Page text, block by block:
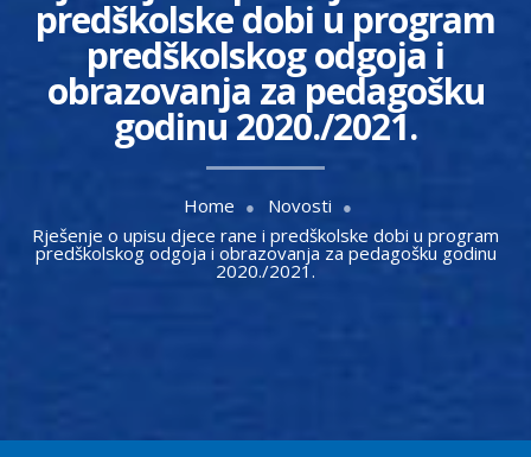
predškolske dobi u program
predškolskog odgoja i
obrazovanja za pedagošku
godinu 2020./2021.
Home
Novosti
Rješenje o upisu djece rane i predškolske dobi u program
predškolskog odgoja i obrazovanja za pedagošku godinu
2020./2021.